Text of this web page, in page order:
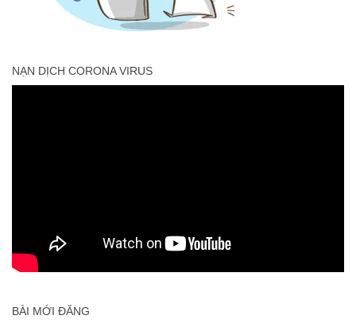
NẠN DỊCH CORONA VIRUS
BÀI MỚI ĐĂNG